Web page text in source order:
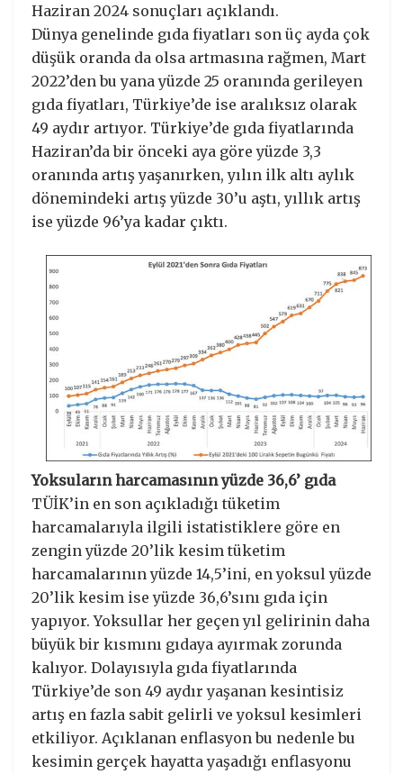
Haziran 2024 sonuçları açıklandı.
Dünya genelinde gıda fiyatları son üç ayda çok
düşük oranda da olsa artmasına rağmen, Mart
2022’den bu yana yüzde 25 oranında gerileyen
gıda fiyatları, Türkiye’de ise aralıksız olarak
49 aydır artıyor. Türkiye’de gıda fiyatlarında
Haziran’da bir önceki aya göre yüzde 3,3
oranında artış yaşanırken, yılın ilk altı aylık
dönemindeki artış yüzde 30’u aştı, yıllık artış
ise yüzde 96’ya kadar çıktı.
Yoksuların harcamasının yüzde 36,6’ gıda
TÜİK’in en son açıkladığı tüketim
harcamalarıyla ilgili istatistiklere göre en
zengin yüzde 20’lik kesim tüketim
harcamalarının yüzde 14,5’ini, en yoksul yüzde
20’lik kesim ise yüzde 36,6’sını gıda için
yapıyor. Yoksullar her geçen yıl gelirinin daha
büyük bir kısmını gıdaya ayırmak zorunda
kalıyor. Dolayısıyla gıda fiyatlarında
Türkiye’de son 49 aydır yaşanan kesintisiz
artış en fazla sabit gelirli ve yoksul kesimleri
etkiliyor. Açıklanan enflasyon bu nedenle bu
kesimin gerçek hayatta yaşadığı enflasyonu